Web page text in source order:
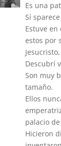
Es una
Sí
Estuve
estos por
Descubrí
Son muy
tamaño.
Ellos
palacio de
Hicieron